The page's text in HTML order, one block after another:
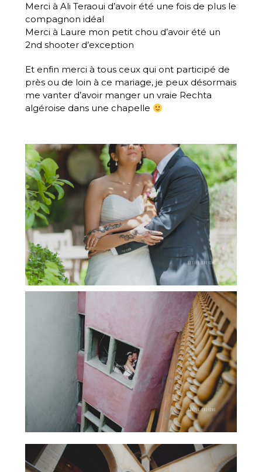
Merci à Ali Teraoui d’avoir été une fois de plus le
compagnon idéal
Merci à Laure mon petit chou d’avoir été un
2nd shooter d’exception
Et enfin merci à tous ceux qui ont participé de
près ou de loin à ce mariage, je peux désormais
me vanter d’avoir manger un vraie Rechta
algéroise dans une chapelle